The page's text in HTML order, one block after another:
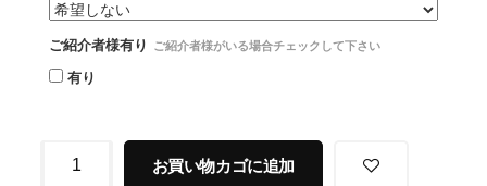
ご紹介者様有り ご紹介者様がいる場合チェックして下さい
有り
お買い物カゴに追加